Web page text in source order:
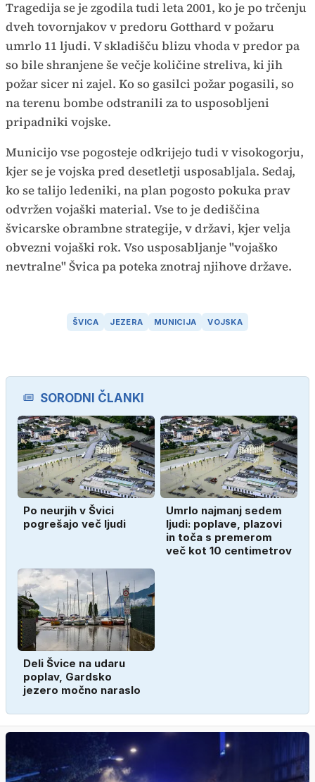
Tragedija se je zgodila tudi leta 2001, ko je po trčenju
dveh tovornjakov v predoru Gotthard v požaru
umrlo 11 ljudi. V skladišču blizu vhoda v predor pa
so bile shranjene še večje količine streliva, ki jih
požar sicer ni zajel. Ko so gasilci požar pogasili, so
na terenu bombe odstranili za to usposobljeni
pripadniki vojske.
Municijo vse pogosteje odkrijejo tudi v visokogorju,
kjer se je vojska pred desetletji usposabljala. Sedaj,
ko se talijo ledeniki, na plan pogosto pokuka prav
odvržen vojaški material. Vse to je dediščina
švicarske obrambne strategije, v državi, kjer velja
obvezni vojaški rok. Vso usposabljanje "vojaško
nevtralne" Švica pa poteka znotraj njihove države.
ŠVICA JEZERA MUNICIJA VOJSKA
SORODNI ČLANKI
Po neurjih v Švici
pogrešajo več ljudi
Umrlo najmanj sedem
ljudi: poplave, plazovi
in toča s premerom
več kot 10 centimetrov
Deli Švice na udaru
poplav, Gardsko
jezero močno naraslo